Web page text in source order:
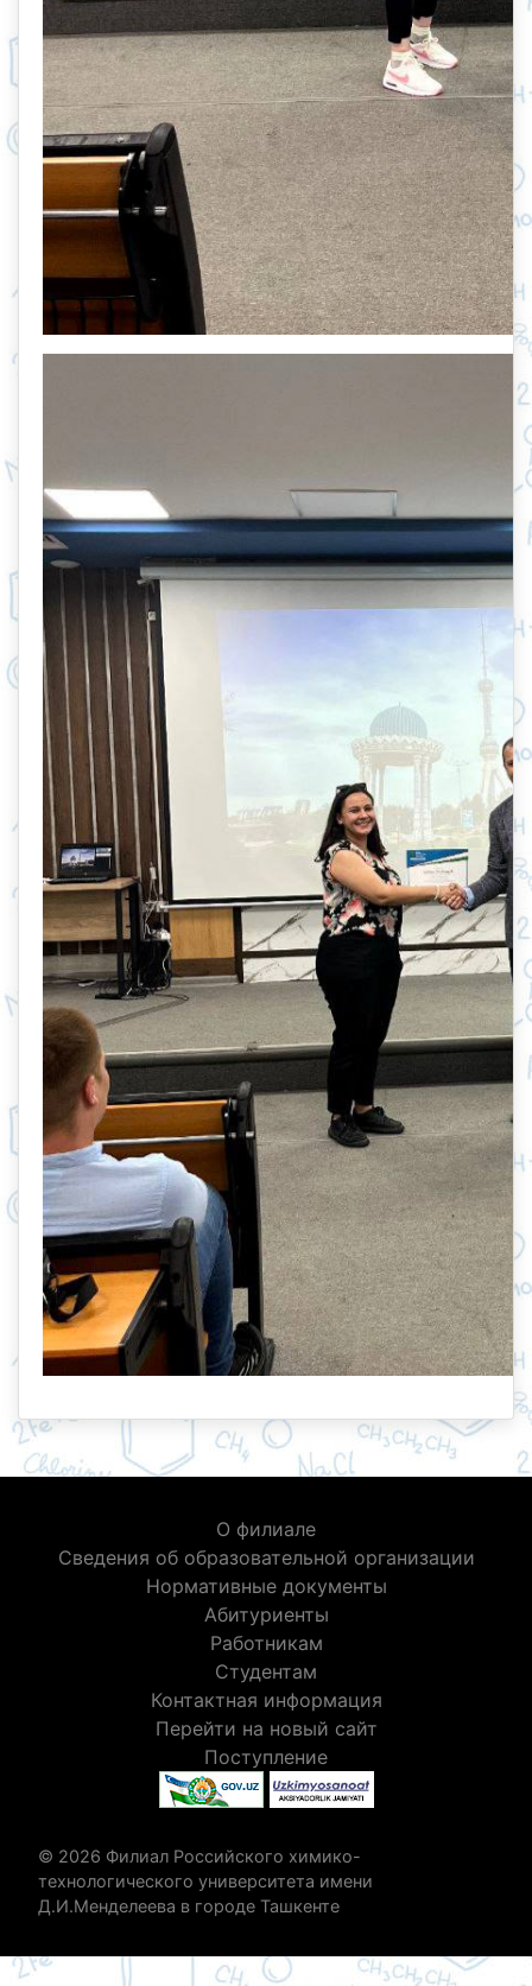
О филиале
Сведения об образовательной организации
Нормативные документы
Абитуриенты
Работникам
Студентам
Контактная информация
Перейти на новый сайт
Поступление
© 2026 Филиал Российского химико-
технологического университета имени
Д.И.Менделеева в городе Ташкенте